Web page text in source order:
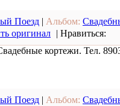
Поезд | Альбом:
оригинал | Нравиться:
кортежи. Тел.
Поезд | Альбом: